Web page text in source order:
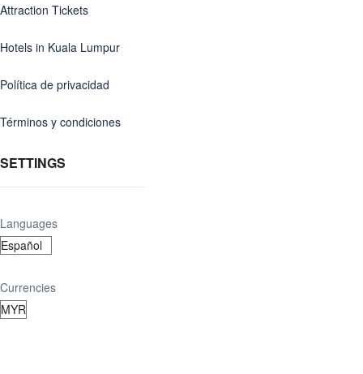
Attraction Tickets
Hotels in Kuala Lumpur
Política de privacidad
Términos y condiciones
SETTINGS
Languages
Currencies